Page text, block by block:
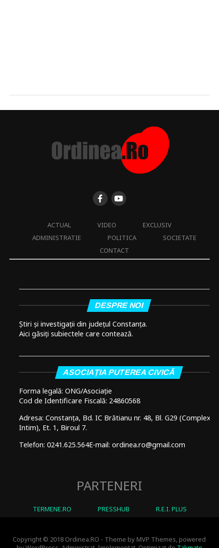
ACTUAL VIDEO
EXCLUSIV
ADMINISTRATIE
POLITICA
SOCIETATE
CONTACT
DESPRE NOI
Știri și investigații din județul Constanța.
Aici găsiți subiectele care contează.
ASOCIAȚIA PUTEREA CIVICĂ
Forma legală: ONG/Asociație
Cod de Identificare Fiscală: 24860568
Adresa: Constanța, Bd. IC Brătianu nr. 48, Bl. G29 (Complex
Intim), Et. 1, Biroul 7.
Telefon: 0241.625.564E-mail: ordinea.ro@gmail.com
PARTENERI
TERMENE.RO PRESSHUB R.E.I. PLUS
Copyright © 2018 Ordinea.RO - Theme by MVP Themes, powered